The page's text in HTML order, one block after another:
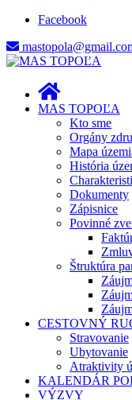
Facebook
MAS TOPOĽA
Kto sme
Orgány
Mapa
História
Dokumenty
Zápisnice
Povinné
Štruktúra
CESTOVNÝ
Stravovanie
Ubytovanie
Atraktivity
KALENDÁR
VÝZVY